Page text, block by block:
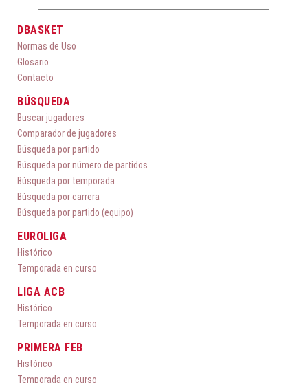
DBASKET
Normas de Uso
Glosario
Contacto
BÚSQUEDA
Buscar jugadores
Comparador de jugadores
Búsqueda por partido
Búsqueda por número de partidos
Búsqueda por temporada
Búsqueda por carrera
Búsqueda por partido (equipo)
EUROLIGA
Histórico
Temporada en curso
LIGA ACB
Histórico
Temporada en curso
PRIMERA FEB
Histórico
Temporada en curso